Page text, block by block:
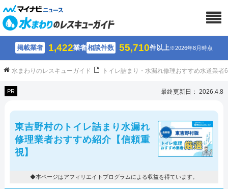
掲載業者 1,422業者相談件数 55,710件以上※2026年8月時点
水まわりのレスキューガイド トイレ詰まり・水漏れ修理おすすめ水道業
PR 最終更新日： 2026.4.8
東吉野村のトイレ詰まり水漏れ
修理業者おすすめ紹介【信頼重
視】
◆本ページはアフィリエイトプログラムによる収益を得ています。